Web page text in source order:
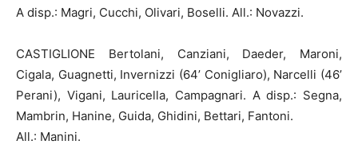
A disp.: Magri, Cucchi, Olivari, Boselli. All.: Novazzi.
CASTIGLIONE Bertolani, Canziani, Daeder, Maroni,
Cigala, Guagnetti, Invernizzi (64’ Conigliaro), Narcelli (46’
Perani), Vigani, Lauricella, Campagnari. A disp.: Segna,
Mambrin, Hanine, Guida, Ghidini, Bettari, Fantoni.
All.: Manini.